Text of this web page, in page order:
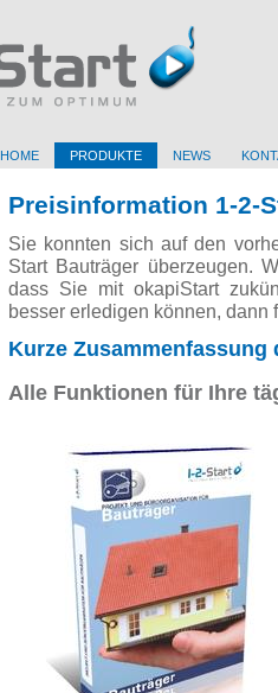
HOME PRODUKTE NEWS
Preisinformation 1-2-
Sie konnten sich auf den
Start Bauträger überzeugen.
dass Sie mit okapiStart
besser erledigen können, dann
Kurze
Alle Funktionen für Ihre